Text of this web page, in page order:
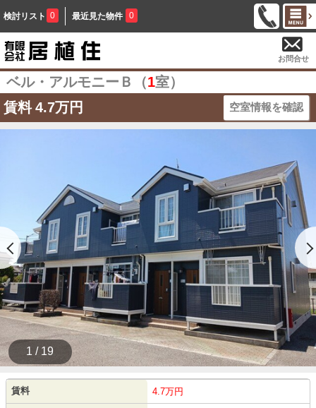
検討リスト 0 最近見た物件 0
お問合せ
ベル・アルモニーＢ（1室）
賃料 4.7万円 空室情報を確認
1 / 19
賃料 4.7万円